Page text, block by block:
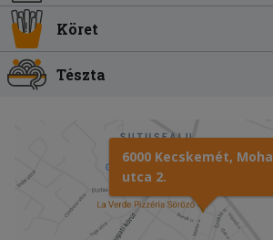
Köret
Tészta
6000 Kecskemét, Moha
utca 2.